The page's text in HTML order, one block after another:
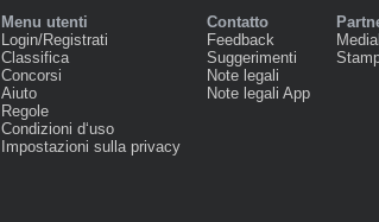
Menu utenti
Login/Registrati
Classifica
Concorsi
Aiuto
Regole
Condizioni d‘uso
Impostazioni sulla privacy
Contatto
Feedback
Suggerimenti
Note legali
Note legali App